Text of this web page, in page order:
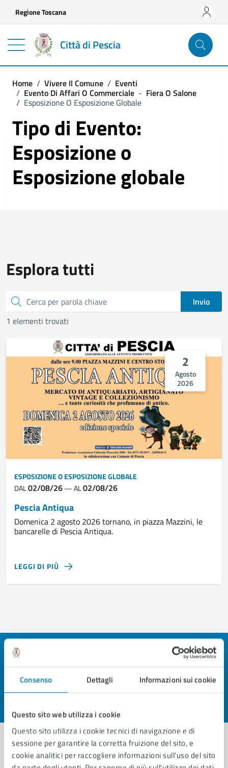
Consenso Dettagli Informazioni sui cookie
Questo sito web utilizza i cookie
Questo sito utilizza i cookie tecnici di navigazione e di
sessione per garantire la corretta fruizione del sito, e
cookie analitici per raccogliere informazioni sull'uso del sito
Regione Toscana
Città di Pescia
Home / Vivere Il Comune / Eventi
/ Evento Di Affari O Commerciale - Fiera O Salone
/ Esposizione O Esposizione Globale
Tipo di Evento:
Esposizione o
Esposizione globale
Esplora tutti
Cerca
Invio
1 elementi trovati
2
Agosto
2026
ESPOSIZIONE O ESPOSIZIONE GLOBALE
DAL02/08/26—AL02/08/26
Pescia Antiqua
Domenica 2 agosto 2026 tornano, in piazza Mazzini, le
bancarelle di Pescia Antiqua.
LEGGI DI PIÙ
Quanto sono chiare le informazioni su questa